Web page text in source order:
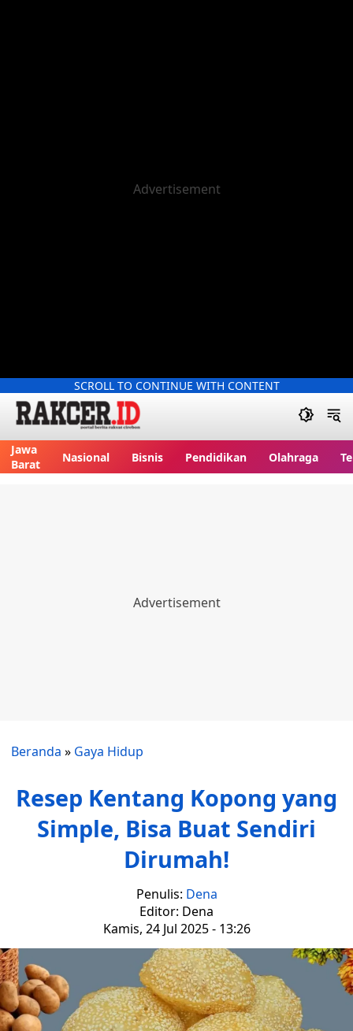
SCROLL TO CONTINUE WITH CONTENT
Jawa
Barat
Nasional Bisnis Pendidikan Olahraga
Beranda » Gaya Hidup
Resep Kentang Kopong yang
Simple, Bisa Buat Sendiri
Dirumah!
Penulis: Dena
Editor: Dena
Kamis, 24 Jul 2025 - 13:26